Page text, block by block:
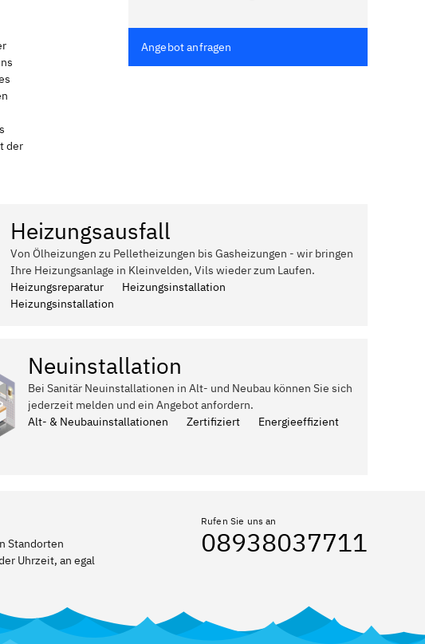
der
Angebot anfragen
Heizungsausfall
Von Ölheizungen zu Pelletheizungen bis Gasheizungen - wir bringen
Ihre Heizungsanlage in Kleinvelden, Vils wieder zum Laufen.
Heizungsreparatur
Heizungsinstallation
Heizungsinstallation
Neuinstallation
Bei Sanitär Neuinstallationen in Alt- und Neubau können Sie sich
jederzeit melden und ein Angebot anfordern.
Alt- & Neubauinstallationen
Zertifiziert Energieeffizient
Standorten
Uhrzeit, an egal
Rufen Sie uns an
08938037711